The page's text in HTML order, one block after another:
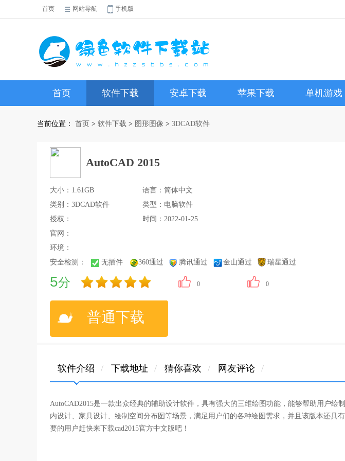
首页 网站导航 手机版
首页 软件下载 安卓下载 苹果下载 单机游戏
当前位置： 首页 > 软件下载 > 图形图像 > 3DCAD软件
AutoCAD 2015
大小：1.61GB
语言：简体中文
类别：3DCAD软件
类型：电脑软件
授权：
时间：2022-01-25
官网：
环境：
安全检测：
无插件 360通过 腾讯通过 金山通过 瑞星通过
0 0
5分
普通下载
软件介绍 / 下载地址 / 猜你喜欢 / 网友评论 /
AutoCAD2015是一款出众经典的辅助设计软件，具有强大的三维绘图功能，能够帮助用户绘
内设计、家具设计、绘制空间分布图等场景，满足用户们的各种绘图需求，并且该版本还具
要的用户赶快来下载cad2015官方中文版吧！